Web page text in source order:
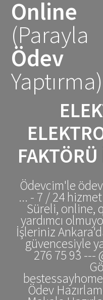
Online
(Parayla
Ödev
Yaptırma)
Ödevcim'le
... - 7 / 24
Süreli, online,
yardımcı
İşleriniz
güvencesiyle
276 75 93 ---
Ödev